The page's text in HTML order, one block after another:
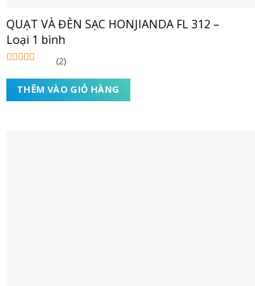
QUẠT VÀ ĐÈN SẠC HONJIANDA FL 312 –
Loại 1 bình
hạng5.005
sao
(2)
THÊM VÀO GIỎ HÀNG